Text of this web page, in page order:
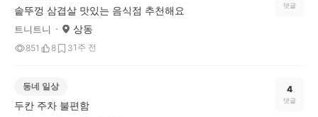
솥뚜껑 삼겹살 맛있는 음식점 추천해요
트니트니 상동
851 8 31주 전
댓글
동네 일상
두칸 주차 불편함
4
댓글